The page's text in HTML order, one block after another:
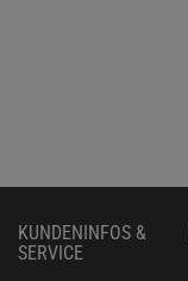
KUNDENINFOS &
SERVICE